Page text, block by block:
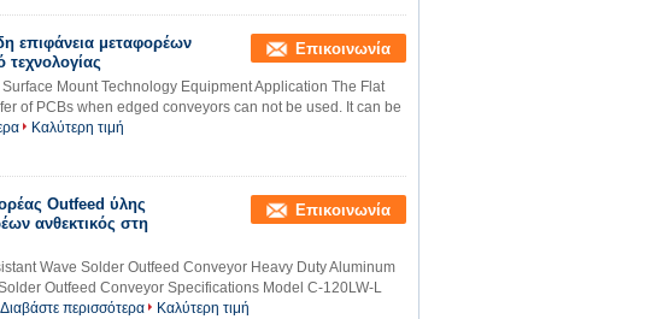
επιφάνεια μεταφορέων
Επικοινωνία
Mount Technology Equipment Application The Flat
of PCBs when edged conveyors can not be used. It can be
Καλύτερη τιμή
Outfeed ύλης
ανθεκτικός στη
Επικοινωνία
Wave Solder Outfeed Conveyor Heavy Duty Aluminum
Outfeed Conveyor Specifications Model C-120LW-L
Διαβάστε περισσότερα
Καλύτερη τιμή